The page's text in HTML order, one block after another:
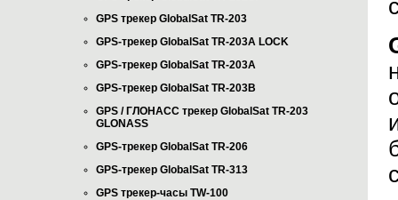
GPS трекер GlobalSat TR-203
GPS-трекер GlobalSat TR-203А LOCK
GPS-трекер GlobalSat TR-203А
GPS-трекер GlobalSat TR-203B
GPS / ГЛОНАСС трекер GlobalSat TR-203
GLONASS
GPS-трекер GlobalSat TR-206
GPS-трекер GlobalSat TR-313
GPS трекер-часы TW-100